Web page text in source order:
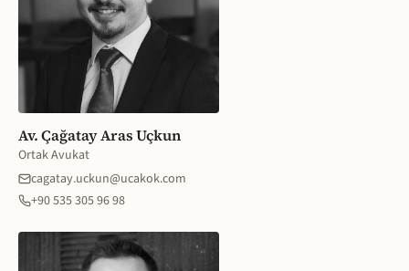
Av. Çağatay Aras Uçkun
Ortak Avukat
cagatay.uckun@ucakok.com
+90 535 305 96 98